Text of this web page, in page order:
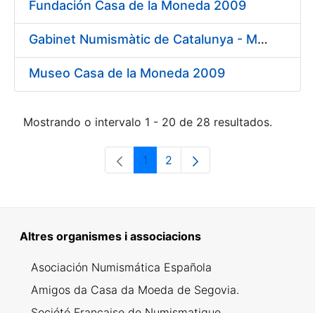
Fundación Casa de la Moneda 2009
Gabinet Numismàtic de Catalunya - MNAC 2009
Museo Casa de la Moneda 2009
Mostrando o intervalo 1 - 20 de 28 resultados.
Páxina
1 Páxina
2
Altres organismes i associacions
Asociación Numismática Española
Amigos da Casa da Moeda de Segovia.